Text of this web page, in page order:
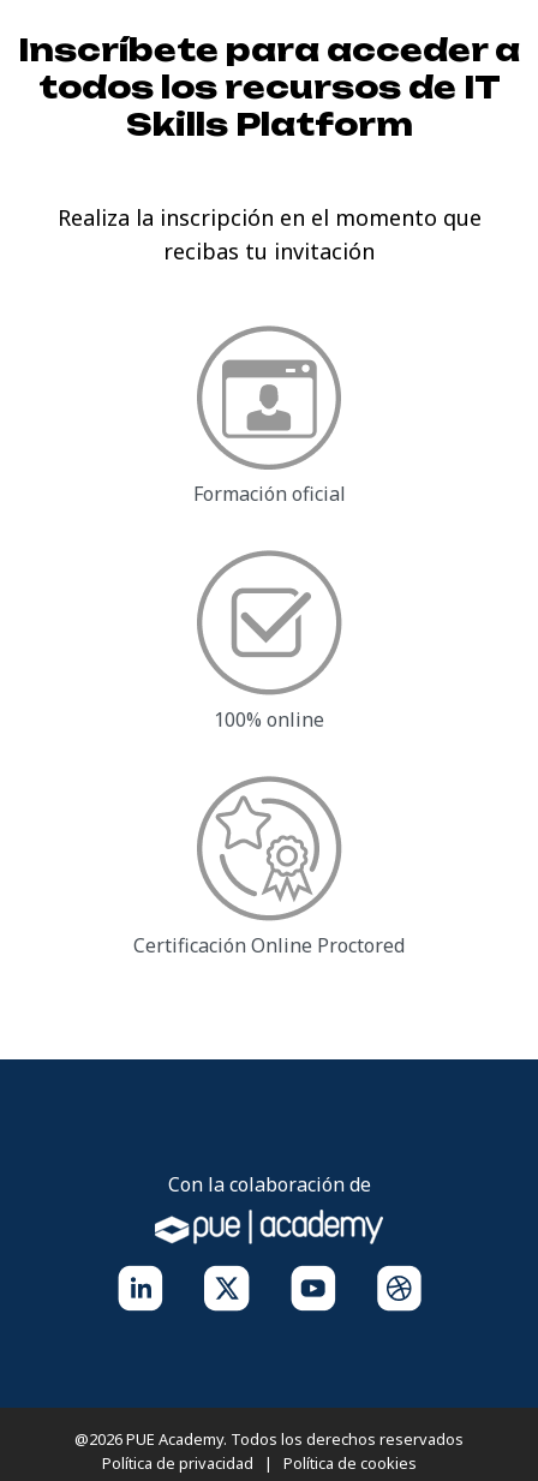
Inscríbete para acceder a
todos los recursos de IT
Skills Platform
Realiza la inscripción en el momento que
recibas tu invitación
Formación oficial
100% online
Certificación Online Proctored
Con la colaboración de
@2026 PUE Academy. Todos los derechos reservados
Política de privacidad
| Política de cookies